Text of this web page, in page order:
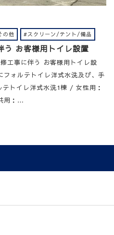
の他 #スクリーン/テント/備品
う お客様用トイレ設置
工事に伴う お客様用トイレ設
ォルテトイレ洋式水洗及び、手
トイレ洋式水洗1棟 / 女性用：
用：…